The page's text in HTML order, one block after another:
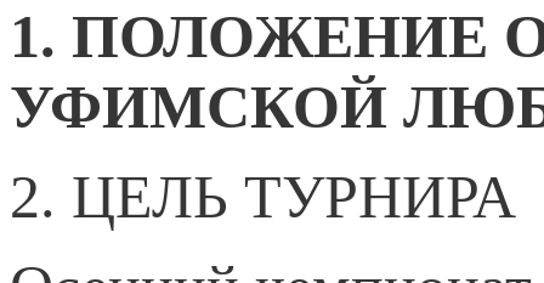
1. ПОЛОЖЕНИЕ
УФИМСКОЙ
2. ЦЕЛЬ ТУРНИРА